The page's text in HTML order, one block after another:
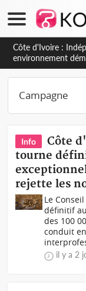
Côte d'Ivoire :
environnement
Info
Côte
tourne
rejette les
Le
définitif
des 100
conduit
il y a 2